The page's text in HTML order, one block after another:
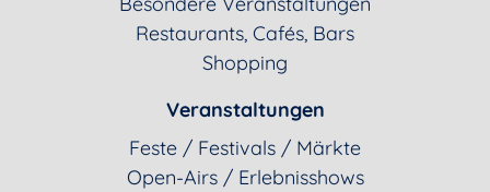
Restaurants, Cafés, Bars
Shopping
Veranstaltungen
Feste / Festivals / Märkte
Open-Airs / Erlebnisshows